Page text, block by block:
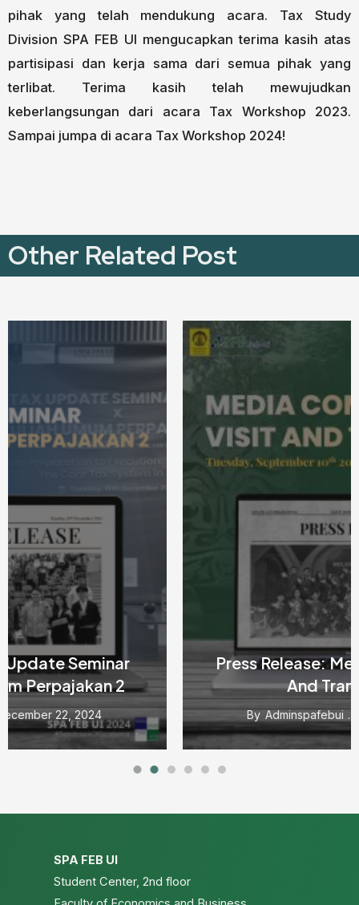
pihak yang telah mendukung acara. Tax Study
Division SPA FEB UI mengucapkan terima kasih atas
partisipasi dan kerja sama dari semua pihak yang
terlibat. Terima kasih telah mewujudkan
keberlangsungan dari acara Tax Workshop 2023.
Sampai jumpa di acara Tax Workshop 2024!
Other Related Post
Press Release: Media Company Visit
And Traning 2024
By Adminspafebui September 19, 2024
SPA FEB UI
Student Center, 2nd floor